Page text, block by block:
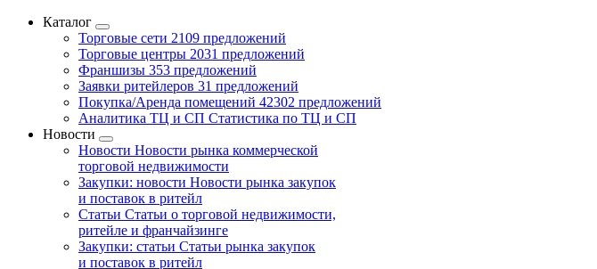
Каталог
Торговые сети 2109 предложений
Торговые центры 2031 предложений
Франшизы 353 предложений
Заявки ритейлеров 31 предложений
Покупка/Аренда помещений 42302 предложений
Аналитика ТЦ и СП Статистика по ТЦ и СП
Новости
Новости Новости рынка коммерческой
торговой недвижимости
Закупки: новости Новости рынка закупок
и поставок в ритейл
Статьи Статьи о торговой недвижимости,
ритейле и франчайзинге
Закупки: статьи Статьи рынка закупок
и поставок в ритейл